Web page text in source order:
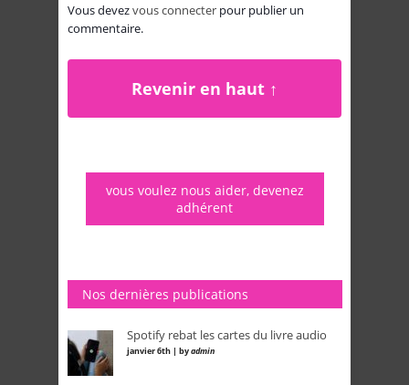
Vous devezvous connecter pour publier un
commentaire.
Revenir en haut ↑
vous voulez nous aider, devenez
adhérent
Nos dernières publications
Spotify rebat les cartes du livre audio
janvier 6th | byadmin